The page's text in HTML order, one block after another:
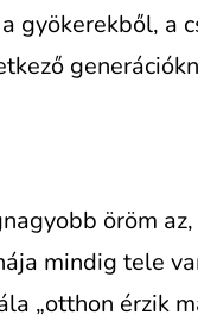
gyökerekből, a
öröm
mindig tele
„otthon érzik